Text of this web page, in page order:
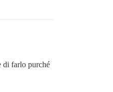
di farlo purché